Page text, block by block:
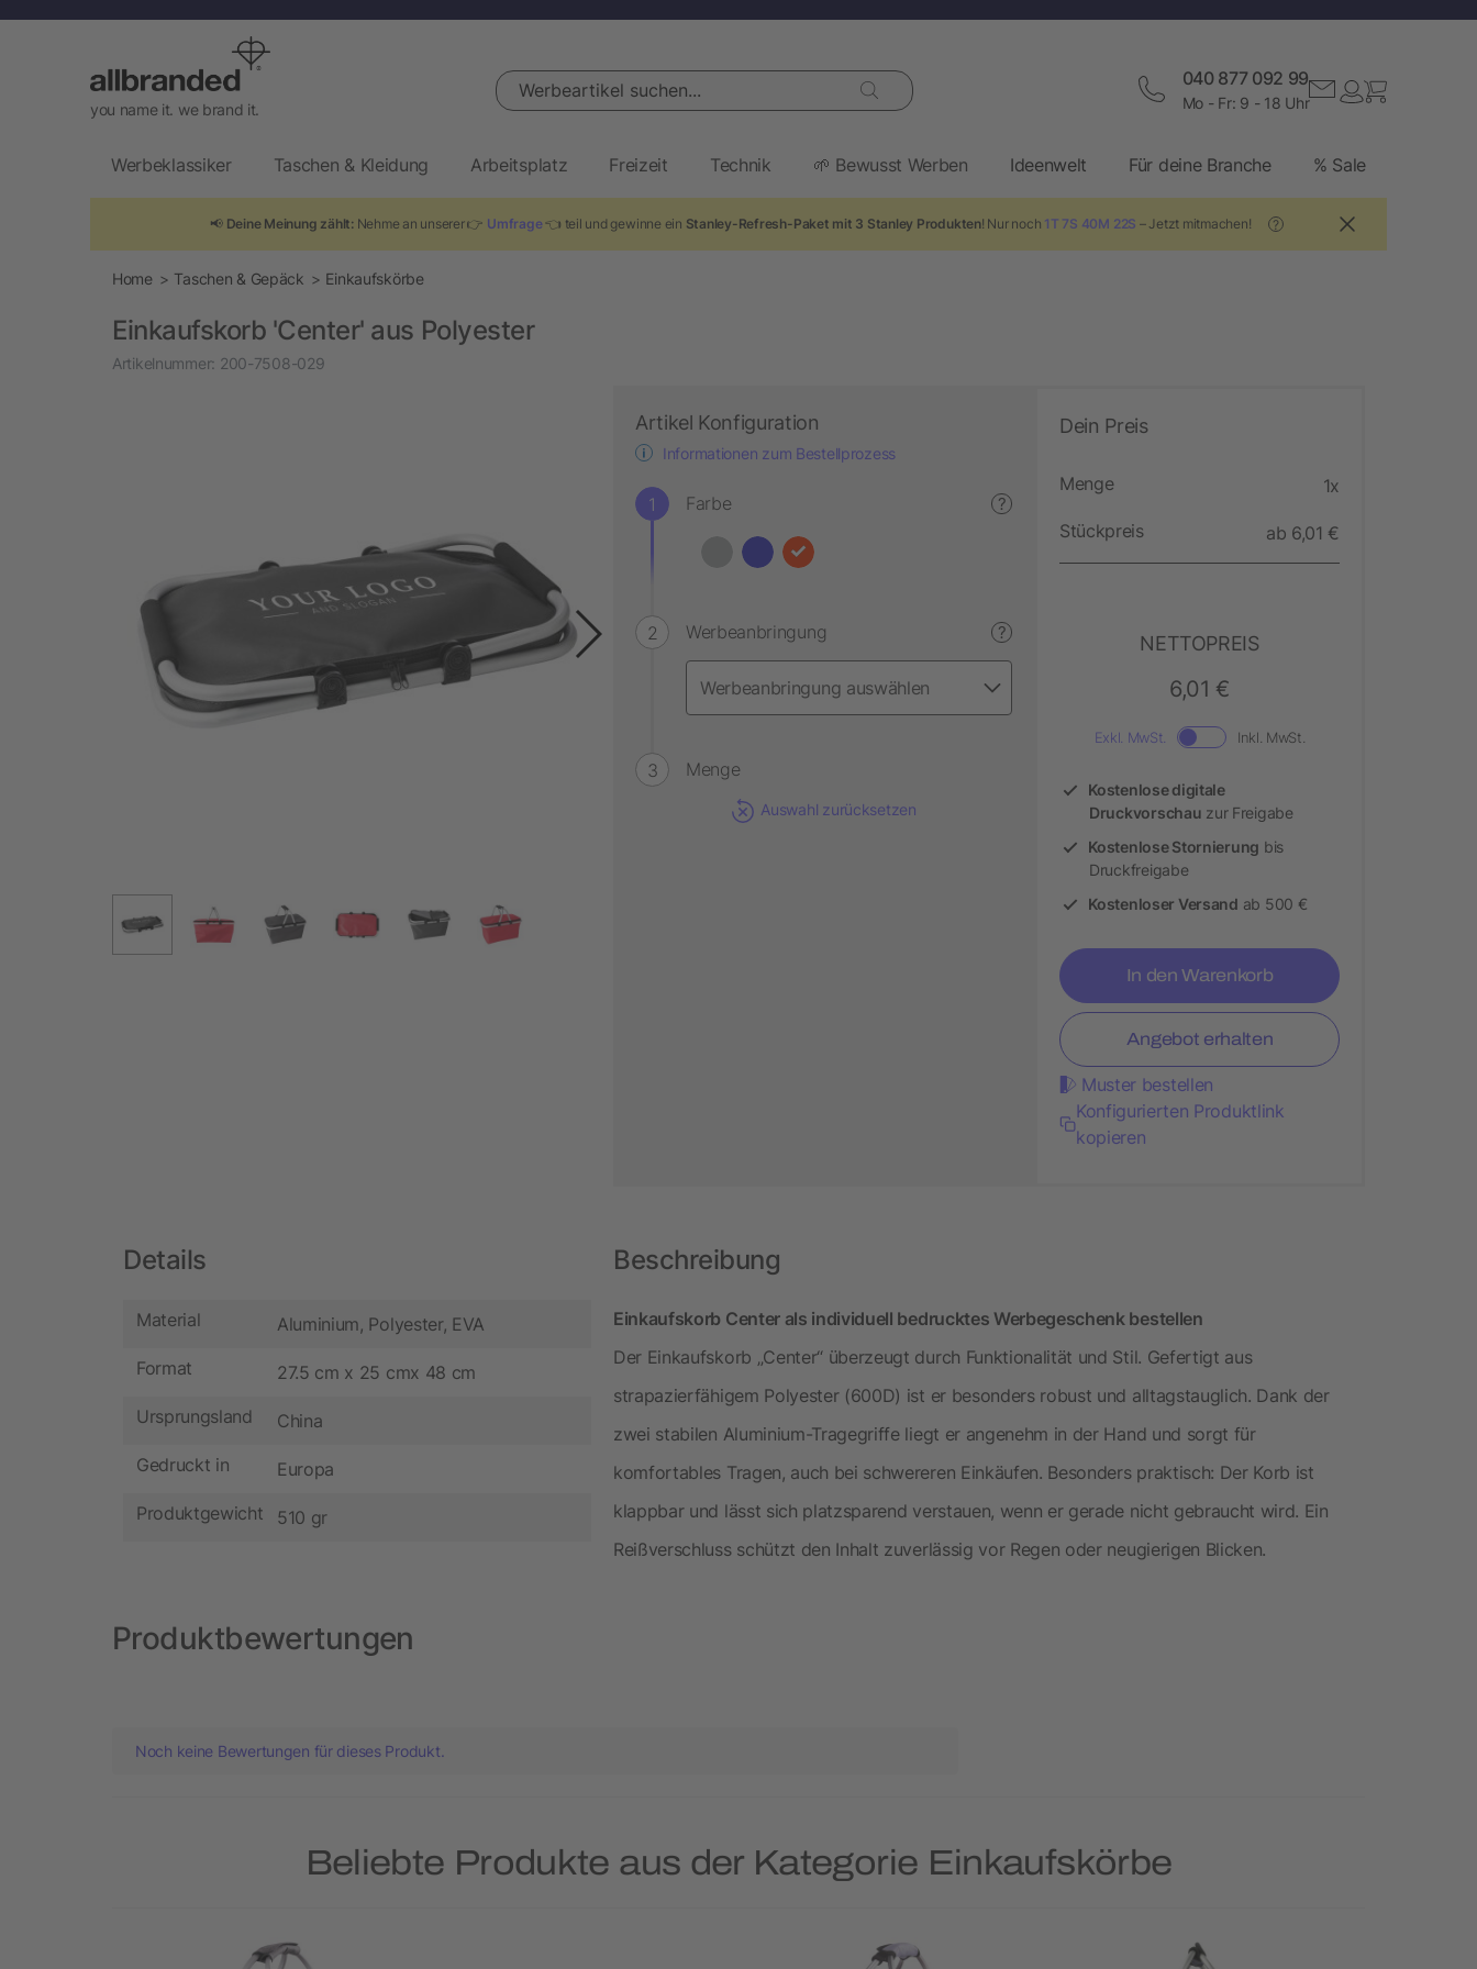
you name it. we brand it.
Werbeartikel suchen... 040 877 092 99
Mo - Fr: 9 - 18 Uhr
Werbeklassiker Taschen & Kleidung Arbeitsplatz Freizeit Technik 🌱 Bewusst Werben Ideenwelt Für deine Branche % Sale
📢 Deine Meinung zählt:Nehme an unserer 👉 Umfrage👈 teil und gewinne ein Stanley-Refresh-Paket mit 3 Stanley Produkten! Nur noch 1T 7S 40M 22S – Jetzt mitmachen! ?
Home Taschen & Gepäck Einkaufskörbe
Einkaufskorb 'Center' aus Polyester
Artikelnummer: 200-7508-029
Artikel Konfiguration
Informationen zum Bestellprozess
Farbe ?
Werbeanbringung ?
Menge
Auswahl zurücksetzen
Dein Preis
Menge 1x
Stückpreis ab 6,01 €
NETTOPREIS
6,01 €
Exkl. MwSt. Inkl. MwSt.
Kostenlose digitale
Druckvorschau zur Freigabe
Kostenlose Stornierung bis
Druckfreigabe
Kostenloser Versand ab 500 €
In den Warenkorb
Angebot erhalten
Muster bestellen
Konfigurierten Produktlink
kopieren
Details
Material Aluminium, Polyester, EVA
Format 27.5 cm x 25 cmx 48 cm
Ursprungsland China
Gedruckt in Europa
Produktgewicht 510 gr
Beschreibung
Einkaufskorb Center als individuell bedrucktes Werbegeschenk bestellen
Der Einkaufskorb „Center“ überzeugt durch Funktionalität und Stil. Gefertigt aus
strapazierfähigem Polyester (600D) ist er besonders robust und alltagstauglich. Dank der
zwei stabilen Aluminium-Tragegriffe liegt er angenehm in der Hand und sorgt für
komfortables Tragen, auch bei schwereren Einkäufen. Besonders praktisch: Der Korb ist
klappbar und lässt sich platzsparend verstauen, wenn er gerade nicht gebraucht wird. Ein
Reißverschluss schützt den Inhalt zuverlässig vor Regen oder neugierigen Blicken.
Produktbewertungen
Noch keine Bewertungen für dieses Produkt.
Beliebte Produkte aus der Kategorie Einkaufskörbe